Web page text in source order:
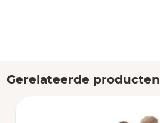
Gerelateerde producten